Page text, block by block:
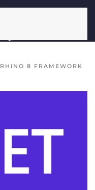
RHINO 8 FRAMEWORK